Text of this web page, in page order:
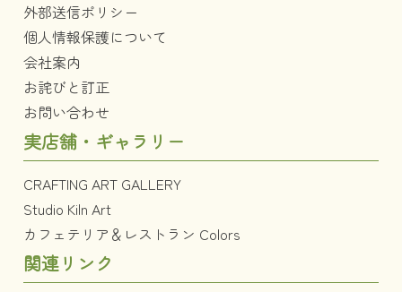
外部送信ポリシー
個人情報保護について
会社案内
お詫びと訂正
お問い合わせ
実店舗・ギャラリー
CRAFTING ART GALLERY
Studio Kiln Art
カフェテリア＆レストラン Colors
関連リンク